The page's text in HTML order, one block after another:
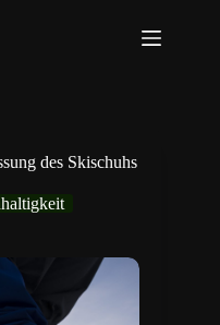
des Skischuhs